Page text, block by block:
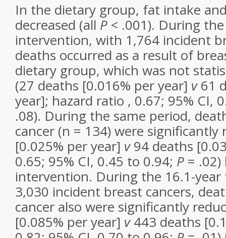
In the dietary group, fat intake
decreased (all P < .001). During
intervention, with 1,764 incident
deaths occurred as a result of
dietary group, which was not
(27 deaths [0.016% per year] v61
year]; hazard ratio , 0.67; 95% CI,
.08). During the same period,
cancer (n = 134) were significantly
[0.025% per year] v94 deaths
0.65; 95% CI, 0.45 to 0.94; P =
intervention. During the 16.1-
3,030 incident breast cancers,
cancer also were significantly
[0.085% per year] v443 deaths